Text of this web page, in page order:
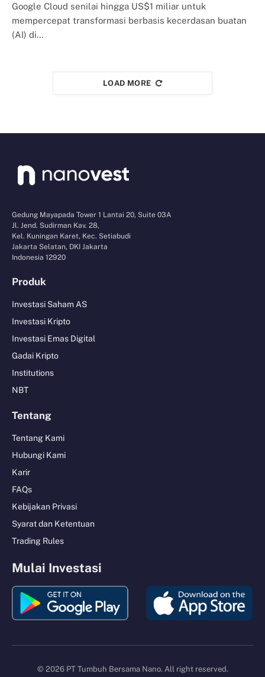
Google Cloud senilai hingga US$1 miliar untuk
mempercepat transformasi berbasis kecerdasan buatan
(AI) di…
LOAD MORE
Gedung Mayapada Tower 1 Lantai 20, Suite 03A
Jl. Jend. Sudirman Kav. 28,
Kel. Kuningan Karet, Kec. Setiabudi
Jakarta Selatan, DKI Jakarta
Indonesia 12920
Produk
Investasi Saham AS
Investasi Kripto
Investasi Emas Digital
Gadai Kripto
Institutions
NBT
Tentang
Tentang Kami
Hubungi Kami
Karir
FAQs
Kebijakan Privasi
Syarat dan Ketentuan
Trading Rules
Mulai Investasi
© 2026 PT Tumbuh Bersama Nano. All right reserved.